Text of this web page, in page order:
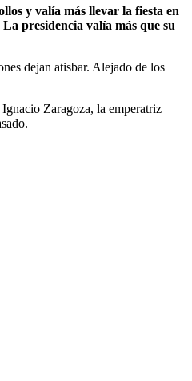
y valía más llevar la fiesta en
presidencia valía más que su
dejan atisbar. Alejado de los
Zaragoza, la emperatriz